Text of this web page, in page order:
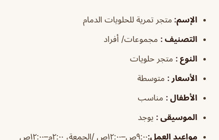
الإسم: متجر تمرية للحلويات الدمام
التصنيف : مجموعات/ أفراد
النوع : متجر حلويات
الأسعار : متوسطة
الأطفال : مناسب
الموسيقى : يوجد
مواعيد العمل:٩:٠٠ص–١٢:٠٠ص /الجمعة، ٢:٠٠م–١٢:٠٠ص